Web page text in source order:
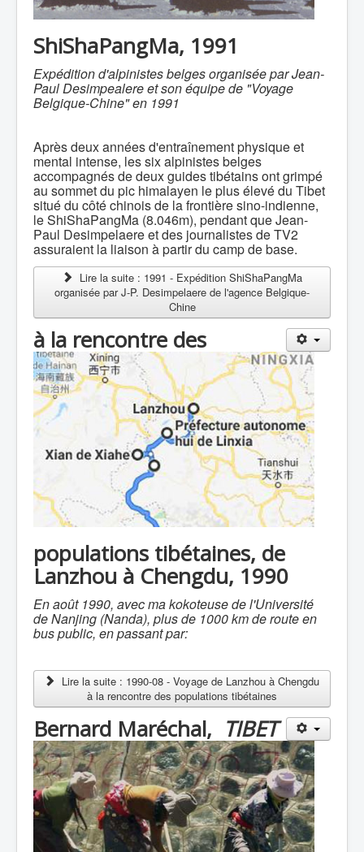
ShiShaPangMa, 1991
Expédition d'alpinistes belges organisée par Jean-
Paul Desimpealere et son équipe de "Voyage
Belgique-Chine" en 1991
Après deux années d'entraînement physique et
mental intense, les six alpinistes belges
accompagnés de deux guides tibétains ont grimpé
au sommet du pic himalayen le plus élevé du Tibet
situé du côté chinois de la frontière sino-indienne,
le ShiShaPangMa (8.046m), pendant que Jean-
Paul Desimpelaere et des journalistes de TV2
assuraient la liaison à partir du camp de base.
Lire la suite : 1991 - Expédition ShiShaPangMa
organisée par J-P. Desimpelaere de l'agence Belgique-
Chine
à la rencontre des
populations tibétaines, de
Lanzhou à Chengdu, 1990
En août 1990, avec ma kokoteuse de l'Université
de Nanjing (Nanda), plus de 1000 km de route en
bus public, en passant par:
Lire la suite : 1990-08 - Voyage de Lanzhou à Chengdu
à la rencontre des populations tibétaines
Bernard Maréchal, TIBET